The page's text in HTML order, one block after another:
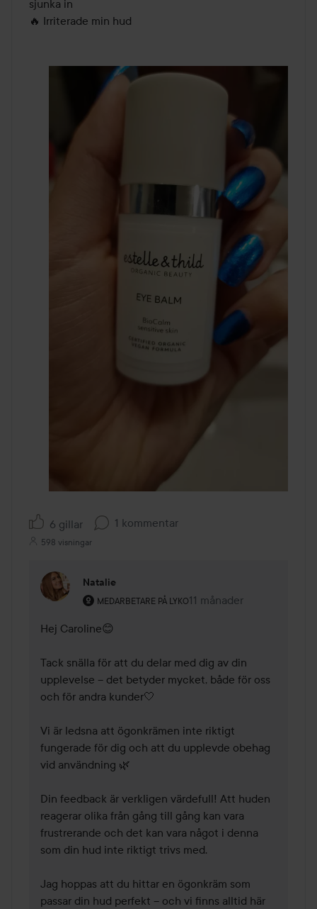
sjunka in
🔥 Irriterade min hud
6 gillar 1 kommentar
598 visningar
Natalie
MEDARBETARE PÅ LYKO
Användarens roll: Medarbetare på Lyko.
11 månader
Kommentaren lades 11
Hej Caroline😊
Tack snälla för att du delar med dig av din
upplevelse – det betyder mycket, både för oss
och för andra kunder🤍
Vi är ledsna att ögonkrämen inte riktigt
fungerade för dig och att du upplevde obehag
vid användning 🌿
Din feedback är verkligen värdefull! Att huden
reagerar olika från gång till gång kan vara
frustrerande och det kan vara något i denna
som din hud inte riktigt trivs med.
Jag hoppas att du hittar en ögonkräm som
passar din hud perfekt – och vi finns alltid här